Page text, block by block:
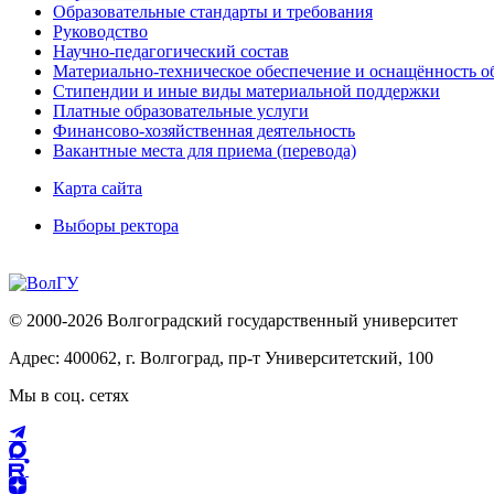
Образовательные стандарты и требования
Руководство
Научно-педагогический состав
Материально-техническое обеспечение и оснащённость
Стипендии и иные виды материальной поддержки
Платные образовательные услуги
Финансово-хозяйственная деятельность
Вакантные места для приема (перевода)
Карта сайта
Выборы ректора
© 2000-2026 Волгоградский государственный университет
Адрес: 400062, г. Волгоград, пр-т Университетский, 100
Мы в соц. сетях